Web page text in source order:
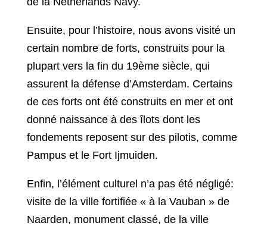
Ensuite, pour l’histoire, nous avons visité un
certain nombre de forts, construits pour la
plupart vers la fin du 19ème siècle, qui
assurent la défense d’Amsterdam. Certains
de ces forts ont été construits en mer et ont
donné naissance à des îlots dont les
fondements reposent sur des pilotis, comme
Pampus et le Fort Ijmuiden.
Enfin, l’élément culturel n’a pas été négligé:
visite de la ville fortifiée « à la Vauban » de
Naarden, monument classé, de la ville